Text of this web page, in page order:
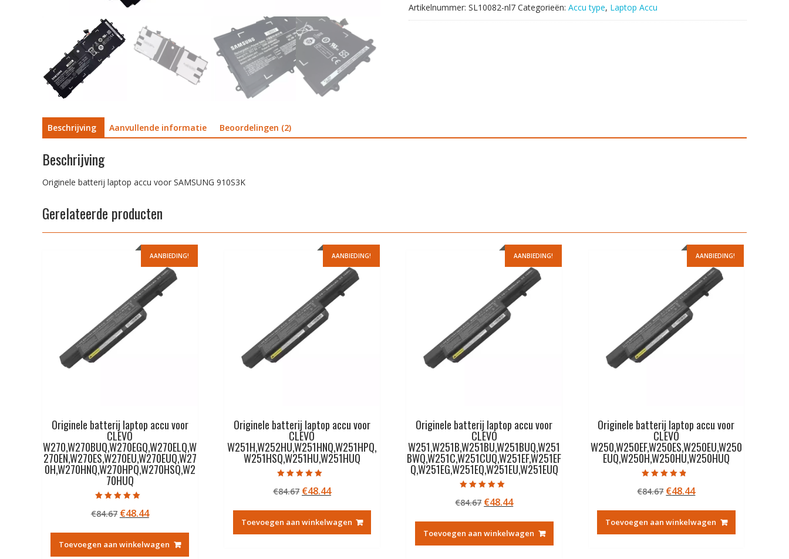
Artikelnummer: SL10082-nl7 Categorieën: Accu type, Laptop Accu
Beschrijving Aanvullende informatie Beoordelingen (2)
Beschrijving
Originele batterij laptop accu voor SAMSUNG 910S3K
Gerelateerde producten
AANBIEDING!
Originele batterij laptop accu voor
CLEVO
W270,W270BUQ,W270EGQ,W270ELQ,W
270EN,W270ES,W270EU,W270EUQ,W27
0H,W270HNQ,W270HPQ,W270HSQ,W2
70HUQ
5.00
uit 5
€84.67 Oorspronkelijke
was:
€84.67.
€48.44Huidige
€48.44.
Toevoegen aan winkelwagen
AANBIEDING!
Originele batterij laptop accu voor
CLEVO
W251H,W252HU,W251HNQ,W251HPQ,
W251HSQ,W251HU,W251HUQ
5.00
uit 5
€84.67 Oorspronkelijke
was:
€84.67.
€48.44Huidige
€48.44.
Toevoegen aan winkelwagen
AANBIEDING!
Originele batterij laptop accu voor
CLEVO
W251,W251B,W251BU,W251BUQ,W251
BWQ,W251C,W251CUQ,W251EF,W251EF
Q,W251EG,W251EQ,W251EU,W251EUQ
5.00
uit 5
€84.67 Oorspronkelijke
was:
€84.67.
€48.44Huidige
€48.44.
Toevoegen aan winkelwagen
AANBIEDING!
Originele batterij laptop accu voor
CLEVO
W250,W250EF,W250ES,W250EU,W250
EUQ,W250H,W250HU,W250HUQ
4.50
uit 5
€84.67 Oorspronkelijke
was:
€84.67.
€48.44Huidige
€48.44.
Toevoegen aan winkelwagen